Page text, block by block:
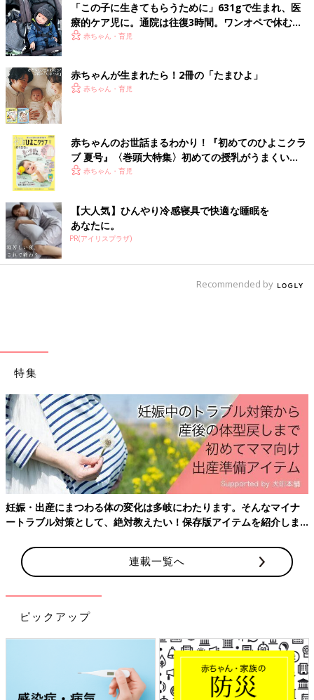
――生後10ヵ月から、いよいよ自宅での生活がスタートしたので
すね。在宅では、どのような医療的ケアが必要になりましたか。
久保：退院した直後の祐人は、気管切開チューブと人工呼吸器、
酸素濃縮器を装着していて。ほぼ寝たきりでしたから、小児病棟
にいる延長で、親が看護師のようにケアする日々でした。鼻の穴
から十二指腸まで通した管(EDチューブ)からポンプを使ってミル
クを注入し、鼻から胃に入れた胃管から薬を入れていました。
ただ、今年の4月にEDチューブ、8月に胃管も抜け、1歳10ヵ月
の今、装着しているのは人工呼吸器だけです。食事も口からとれ
ています。主治医の先生が「信じられない」とおっしゃるほど、
急速に成長しています。
現在必要な医療的ケアは、気管切開した部分を清潔に保ったり、
痰を吸引したりすること。長いあいだ、鼻から栄養をとっていた
ので、食べ物に興味が持てず、根気強くスプーンを差し出して食
今、座った状態でよく動くようになったのですが、人工呼吸器の
チューブが2メートルしかないんです。だから、機械から離れす
ぎるとチューブがピーンと張って、苦しくなってしまう。「これ
以上は動いちゃダメだよ」と言ってわかる年齢ではないので、私
が人工呼吸器を持って、祐人を追いかけています（笑）。
最近、台車を購入しました。本来の用途は、つかまり立ちができ
るようになった子どもが使う手押し車なのですが、台の部分に人
工呼吸器を乗せています。「手押し車を使うと追いかけやすい
よ」と動ける医療的ケア児を育てるママたちに聞いて、すぐに買
いました！
手押し車を使っている様子
「この子に生きてもらうために」631gで生まれ、医
療的ケア児に。通院は往復3時間。ワンオペで休む暇
もなく…～スウェーデンでの医療的ケア児ママの育児
赤ちゃん・育児
赤ちゃんが生まれたら！2冊の「たまひよ」
赤ちゃん・育児
赤ちゃんのお世話まるわかり！『初めてのひよこクラ
ブ 夏号』〈巻頭大特集〉初めての授乳がうまくい
く！ おっぱい・ミルクの基本と夏のトラブル 解決テ
赤ちゃん・育児
【大人気】ひんやり冷感寝具で快適な睡眠を
あなたに。
PR(アイリスプラザ)
Recommended by
特集
妊娠・出産にまつわる体の変化は多岐にわたります。そんなマイナ
ートラブル対策として、絶対教えたい！保存版アイテムを紹介しま
連載一覧へ
ピックアップ